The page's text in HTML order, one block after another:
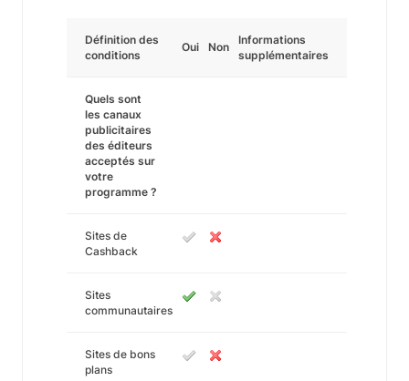
Définition des
conditions
Oui Non
Informations
supplémentaires
Quels sont
les canaux
publicitaires
des éditeurs
acceptés sur
votre
programme ?
Sites de
Cashback
Sites
communautaires
Sites de bons
plans